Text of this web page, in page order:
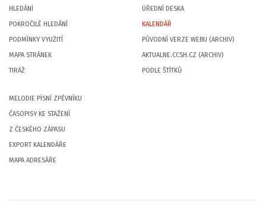
HLEDÁNÍ
POKROČILÉ HLEDÁNÍ
PODMÍNKY VYUŽITÍ
MAPA STRÁNEK
TIRÁŽ
ÚŘEDNÍ DESKA
KALENDÁŘ
PŮVODNÍ VERZE WEBU (ARCHIV)
AKTUALNE.CCSH.CZ (ARCHIV)
PODLE ŠTÍTKŮ
MELODIE PÍSNÍ ZPĚVNÍKU
ČASOPISY KE STAŽENÍ
Z ČESKÉHO ZÁPASU
EXPORT KALENDÁŘE
MAPA ADRESÁŘE